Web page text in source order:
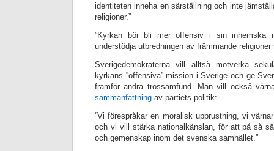
identiteten inneha en särställning och inte
religioner.”
”Kyrkan bör bli mer offensiv i sin inhemska
understödja utbredningen av främmande
Sverigedemokraterna vill alltså motverka
kyrkans ”offensiva” mission i Sverige och ge
framför andra trossamfund. Man vill också
sammanfattning av partiets politik:
”Vi förespråkar en moralisk upprustning, vi
och vi vill stärka nationalkänslan, för att på så
och gemenskap inom det svenska samhället.”